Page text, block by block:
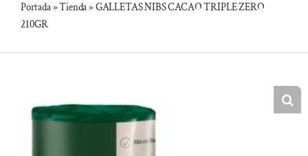
Portada»Tienda»GALLETAS NIBS CACAO TRIPLE ZERO
210GR